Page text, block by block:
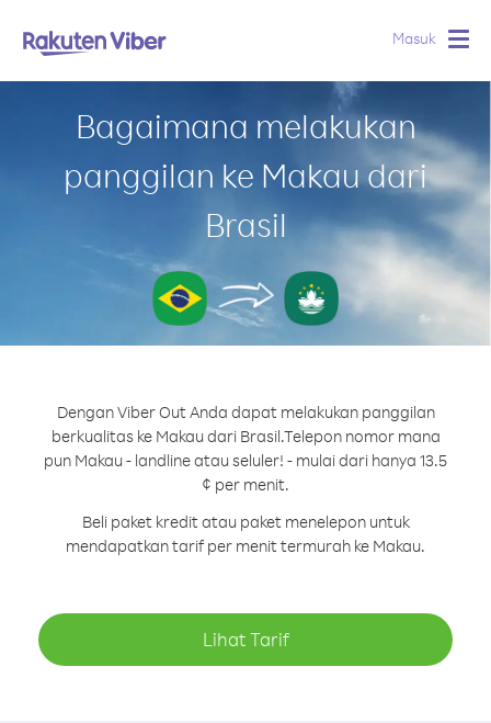
Masuk
Bagaimana melakukan
panggilan ke Makau dari
Brasil
Dengan Viber Out Anda dapat melakukan panggilan
berkualitas ke Makau dari Brasil.Telepon nomor mana
pun Makau - landline atau seluler! - mulai dari hanya 13.5
¢ per menit.
Beli paket kredit atau paket menelepon untuk
mendapatkan tarif per menit termurah ke Makau.
Lihat Tarif